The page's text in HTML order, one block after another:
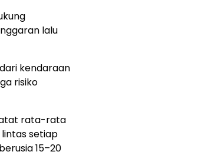
lalu
kendaraan
risiko
rata-rata
lintas setiap
15–20